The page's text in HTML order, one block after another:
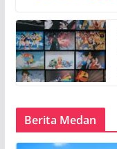
Berita Medan